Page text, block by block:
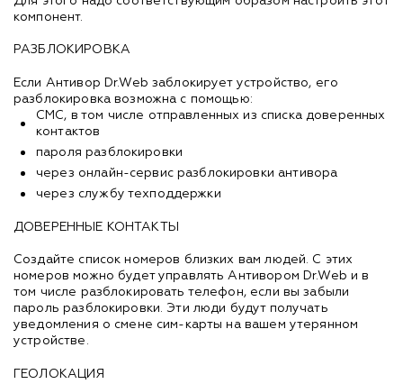
компонент.
РАЗБЛОКИРОВКА
Если Антивор Dr.Web заблокирует устройство, его
разблокировка возможна с помощью:
СМС, в том числе отправленных из списка доверенных
контактов
пароля разблокировки
через онлайн-сервис разблокировки антивора
через службу техподдержки
ДОВЕРЕННЫЕ КОНТАКТЫ
Создайте список номеров близких вам людей. С этих
номеров можно будет управлять Антивором Dr.Web и в
том числе разблокировать телефон, если вы забыли
пароль разблокировки. Эти люди будут получать
уведомления о смене сим-карты на вашем утерянном
устройстве.
ГЕОЛОКАЦИЯ